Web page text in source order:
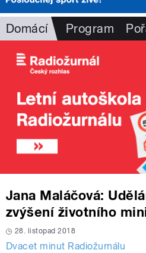
Domácí Program
Jana Maláčová:
zvýšení životního
28. listopad 2018
Dvacet minut Radiožurnálu